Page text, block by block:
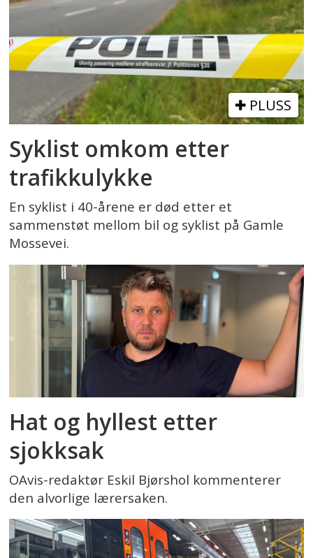
PLUSS
Syklist omkom etter
trafikkulykke
En syklist i 40-årene er død etter et
sammenstøt mellom bil og syklist på Gamle
Mossevei.
Hat og hyllest etter
sjokksak
OAvis-redaktør Eskil Bjørshol kommenterer
den alvorlige lærersaken.